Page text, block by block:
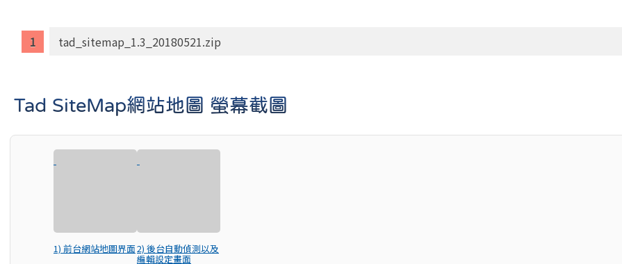
tad_sitemap_1.3_20180521.zip
Tad SiteMap網站地圖 螢幕截圖
1) 前台網站地圖界面2) 後台自動偵測以及
編輯設定畫面